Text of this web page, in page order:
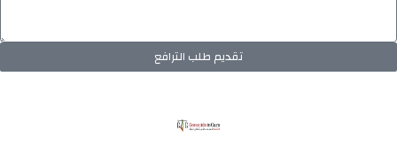
تقديم طلب الترافع